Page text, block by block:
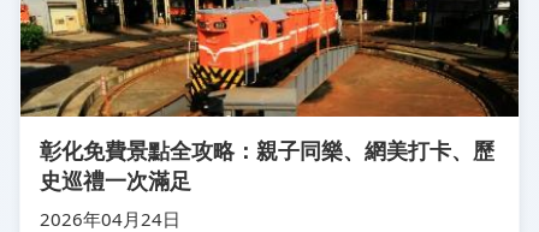
彰化免費景點全攻略：親子同樂、網美打卡、歷
史巡禮一次滿足
2026年04月24日